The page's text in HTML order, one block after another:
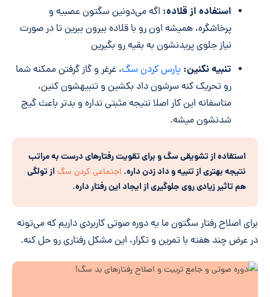
استفاده از قلاده: اگه می‌دونین سگتون عصبیه و
پرخاشگره، همیشه اون رو با قلاده بیرون ببرین تا در صورت
نیاز جلوی پریدنشون به بقیه رو بگیرین
تنبیه نکنین: پارس کردن سگ، غرغر و گاز گرفتن ممکنه شما
رو تحریک کنه سرشون داد بکشین و تنبیهشون کنین،
متاسفانه این کار اصلا نتیجه مثبتی نداره و بدتر باعث گیج
شدنشون میشه.
استفاده از تشویقی سگ و برای تقویت رفتارهای درست به مراتب
نتیجه بهتری از تنبیه و داد زدن داره. اجتماعی کردن سگاز تولگی
هم تاثیر زیادی روی جلوگیری از ایجاد این رفتار داره.
برای اصلاح رفتار سگتون ما یه دوره صوتی کاربردی داریم که می‌تونه
در عرض چند هفته با تمرین و تکرار، این مشکل رفتاری رو حل کنه.